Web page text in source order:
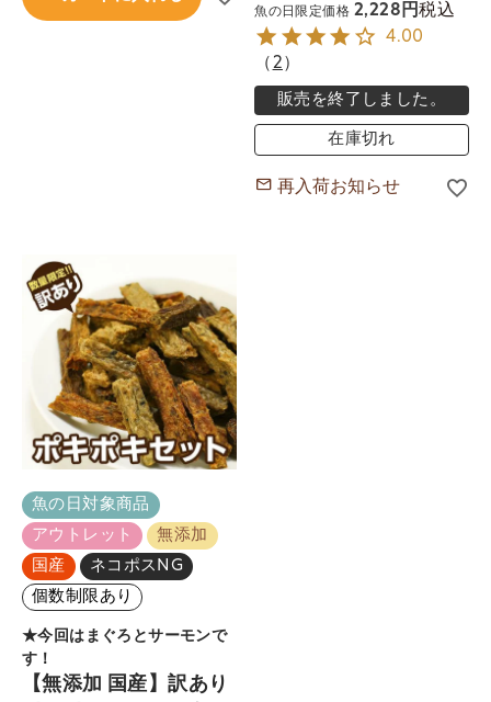
魚の日限定価格 2,228 税込
4.00
（ 2 ）
販売を終了しました。
在庫切れ
再入荷お知らせ
魚の日対象商品
アウトレット
無添加
国産
ネコポスNG
個数制限あり
★今回はまぐろとサーモンで
す！
【無添加 国産】訳あり